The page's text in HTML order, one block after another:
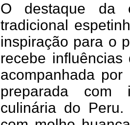
O destaque da
tradicional
inspiração para o
recebe
acompanhada
preparada com
culinária do